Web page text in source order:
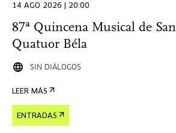
14 AGO 2026 | 20:00
87ª Quincena Musical de
Quatuor Béla
SIN DIÁLOGOS
LEER MÁS
ENTRADAS